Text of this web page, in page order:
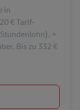
in
€ Tarif-
+
Bis zu 332 €